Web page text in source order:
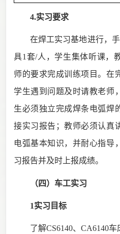
4.实习要求
在焊工实习基地进行，
具1 套/人，学生集体听课，
师的要求完成训练项目。在
学生遇到问题及时请教老师
生必须独立完成焊条电弧焊
接实习报告；教师必须认真
电弧基本知识，并耐心指导
习报告并及时上报成绩。
（四）车工实习
1实习目标
了解CS6140、 CA6140车